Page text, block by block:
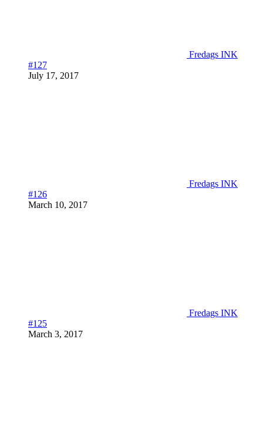
Fredags INK
#127
July 17, 2017
Fredags INK
#126
March 10, 2017
Fredags INK
#125
March 3, 2017